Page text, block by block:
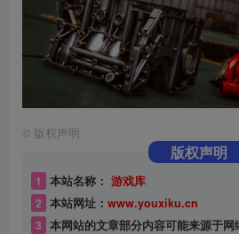
© 版权声明
版权声明
1 本站名称： 游戏库
2 本站网址： www.youxiku.cn
3 本网站的文章部分内容可能来源于